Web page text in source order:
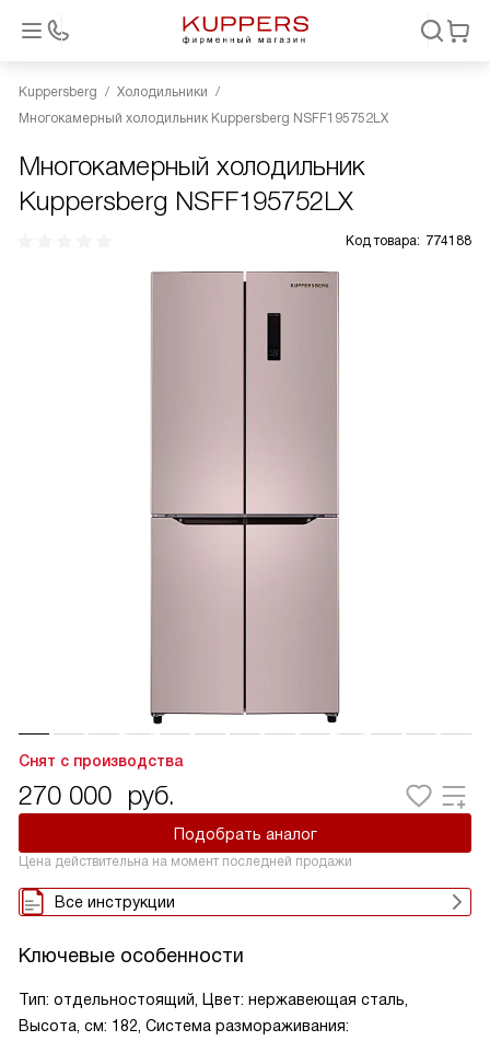
Kuppersberg
Холодильники
Многокамерный холодильник Kuppersberg NSFF195752LX
Многокамерный холодильник
Kuppersberg NSFF195752LX
Код товара: 774188
Снят с производства
270 000 руб.
Подобрать аналог
Цена действительна на момент последней продажи
Все инструкции
Ключевые особенности
Тип: отдельностоящий, Цвет: нержавеющая сталь,
Высота, см: 182, Система размораживания: